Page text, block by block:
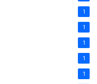
1
1
1
1
1